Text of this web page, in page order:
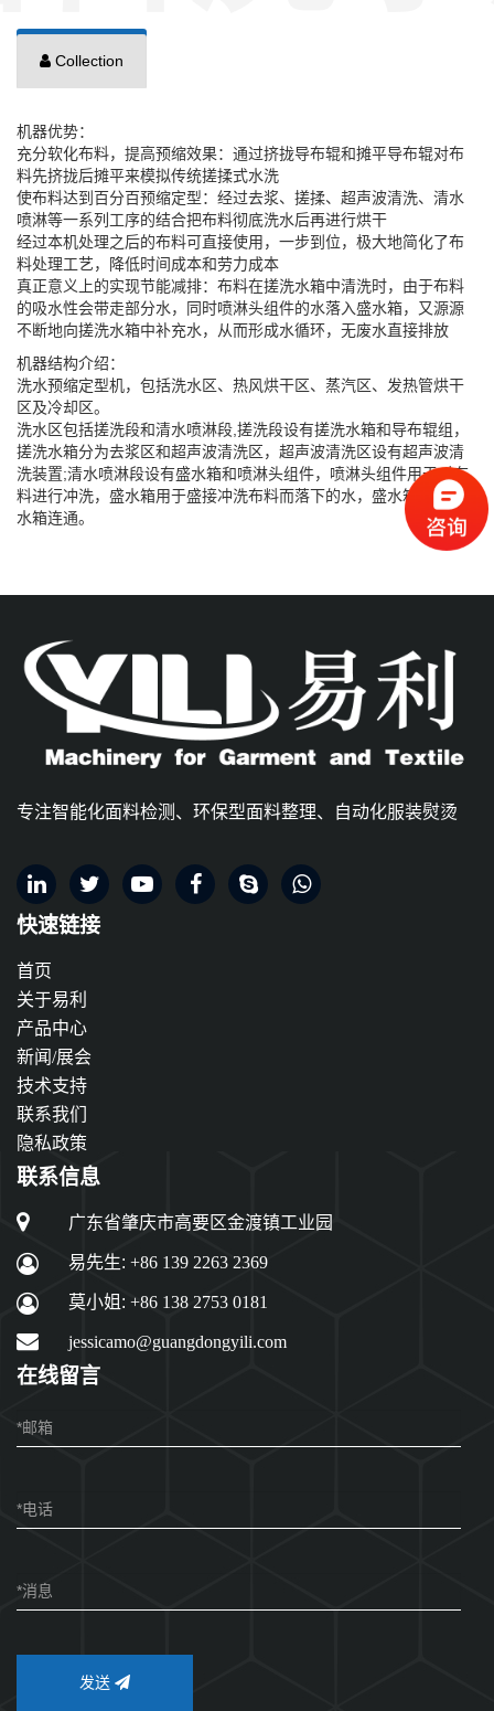
Collection
机器优势：
充分软化布料，提高预缩效果：通过挤拢导布辊和摊平导布辊对布
料先挤拢后摊平来模拟传统搓揉式水洗
使布料达到百分百预缩定型：经过去浆、搓揉、超声波清洗、清水
喷淋等一系列工序的结合把布料彻底洗水后再进行烘干
经过本机处理之后的布料可直接使用，一步到位，极大地简化了布
料处理工艺，降低时间成本和劳力成本
真正意义上的实现节能减排：布料在搓洗水箱中清洗时，由于布料
的吸水性会带走部分水，同时喷淋头组件的水落入盛水箱，又源源
不断地向搓洗水箱中补充水，从而形成水循环，无废水直接排放
机器结构介绍：
洗水预缩定型机，包括洗水区、热风烘干区、蒸汽区、发热管烘干
区及冷却区。
洗水区包括搓洗段和清水喷淋段,搓洗段设有搓洗水箱和导布辊组，
搓洗水箱分为去浆区和超声波清洗区，超声波清洗区设有超声波清
洗装置;清水喷淋段设有盛水箱和喷淋头组件，喷淋头组件用于对布
料进行冲洗，盛水箱用于盛接冲洗布料而落下的水，盛水箱与搓洗
水箱连通。
专注智能化面料检测、环保型面料整理、自动化服装熨烫
快速链接
首页
关于易利
产品中心
新闻/展会
技术支持
联系我们
隐私政策
联系信息
广东省肇庆市高要区金渡镇工业园
易先生: +86 139 2263 2369
莫小姐: +86 138 2753 0181
jessicamo@guangdongyili.com
在线留言
发送